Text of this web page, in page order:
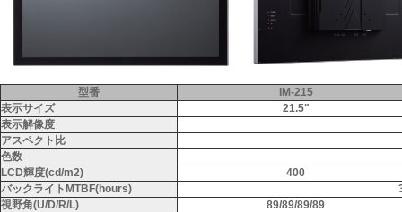
型番
IM-215
表示サイズ
21.5"
表示解像度
アスペクト比
色数
LCD輝度(cd/m2)
400
バックライトMTBF(hours)
視野角(U/D/R/L)
89/89/89/89